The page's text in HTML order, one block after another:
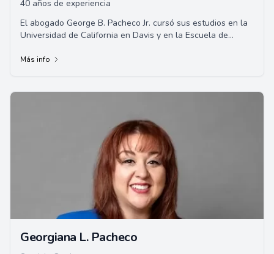
40 años de experiencia
El abogado George B. Pacheco Jr. cursó sus estudios en la
Universidad de California en Davis y en la Escuela de
Más info
Georgiana L. Pacheco